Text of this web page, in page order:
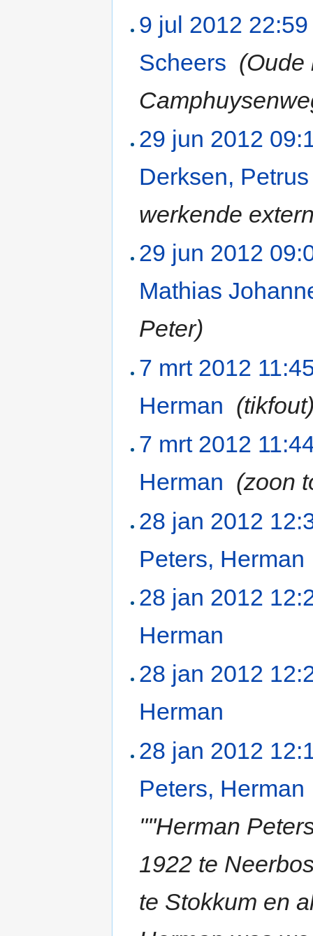
9 jul 2012 22:59
Scheers (Oude
29 jun 2012
Derksen,
werkende
29 jun 2012
Mathias
Peter)
7 mrt 2012
Herman
7 mrt 2012
Herman (zoon
28 jan 2012
Peters, Herman
28 jan 2012
Herman
28 jan 2012
Herman
28 jan 2012
Peters, Herman
''''Herman
1922 te
te Stokkum en